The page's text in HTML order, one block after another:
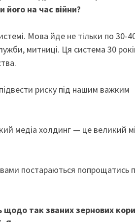
його на час війни?
Мова йде не тільки по 30-
митниці. Ця система 30
риску під нашим важким
медіа холдинг — це великий
постараються попрощатись
так званих зернових